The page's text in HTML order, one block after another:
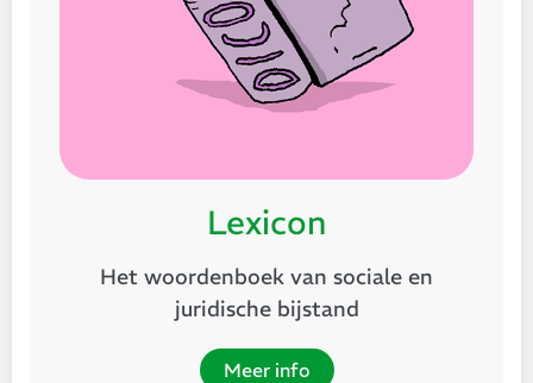
Lexicon
Het woordenboek van sociale en
juridische bijstand
Meer info